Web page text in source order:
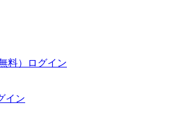
料） ログイン